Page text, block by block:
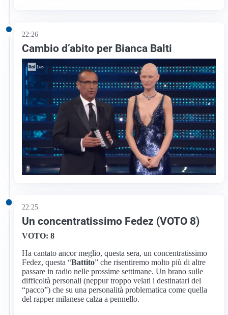
22:26
Cambio d’abito per Bianca Balti
22:25
Un concentratissimo Fedez (VOTO 8)
VOTO: 8
Ha cantato ancor meglio, questa sera, un concentratissimo
Fedez, questa “Battito” che risentiremo molto più di altre
passare in radio nelle prossime settimane. Un brano sulle
difficoltà personali (neppur troppo velati i destinatari del
“pacco”) che su una personalità problematica come quella
del rapper milanese calza a pennello.